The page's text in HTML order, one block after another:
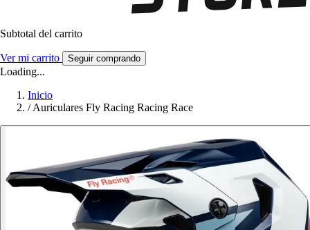
Subtotal del carrito
Ver mi carrito Seguir comprando
Loading...
Inicio
/Auriculares Fly Racing Racing Race